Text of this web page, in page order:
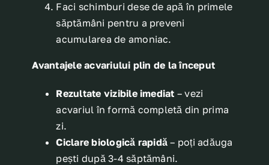
Faci schimburi dese de apă în primele
săptămâni pentru a preveni
acumularea de amoniac.
Avantajele acvariului plin de la început
Rezultate vizibile imediat – vezi
acvariul în formă completă din prima
zi.
Ciclare biologică rapidă – poți adăuga
pești după 3-4 săptămâni.